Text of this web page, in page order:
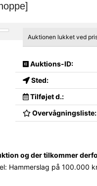
Auktionen lukket ved
Auktions-ID:
Sted:
Tilføjet d.:
Overvågningsliste:
og der tilkommer
Hammerslag på